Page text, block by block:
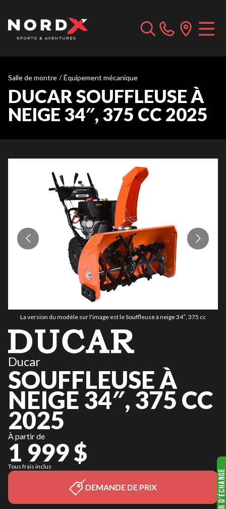
Salle de montre / Équipement mécanique
DUCAR SOUFFLEUSE À
NEIGE 34″, 375 CC 2025
La version du modèle sur l'image est le Souffleuse à neige 34″, 375 cc
Ducar
SOUFFLEUSE À
NEIGE 34″, 375 CC
2025
À partir de
1 999 $
Tous frais inclus
DEMANDE DE PRIX